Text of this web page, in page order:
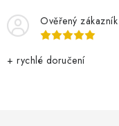
Ověřený zákazník
+ rychlé doručení